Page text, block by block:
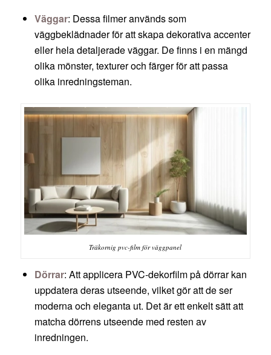
Väggar: Dessa filmer används som
väggbeklädnader för att skapa dekorativa accenter
eller hela detaljerade väggar. De finns i en mängd
olika mönster, texturer och färger för att passa
olika inredningsteman.
Träkornig pvc-film för väggpanel
Dörrar: Att applicera PVC-dekorfilm på dörrar kan
uppdatera deras utseende, vilket gör att de ser
moderna och eleganta ut. Det är ett enkelt sätt att
matcha dörrens utseende med resten av
inredningen.